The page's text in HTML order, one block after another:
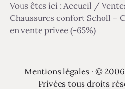
Vous êtes ici : Accueil /
Chaussures confort Scholl –
en vente privée (-65%)
Mentions légales · ©
Privées tous droits